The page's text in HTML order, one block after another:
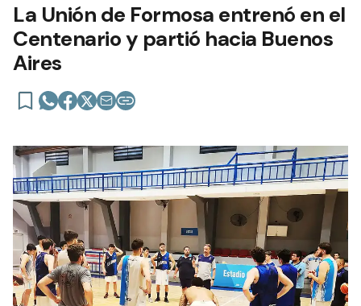
La Unión de Formosa entrenó en el
Centenario y partió hacia Buenos
Aires